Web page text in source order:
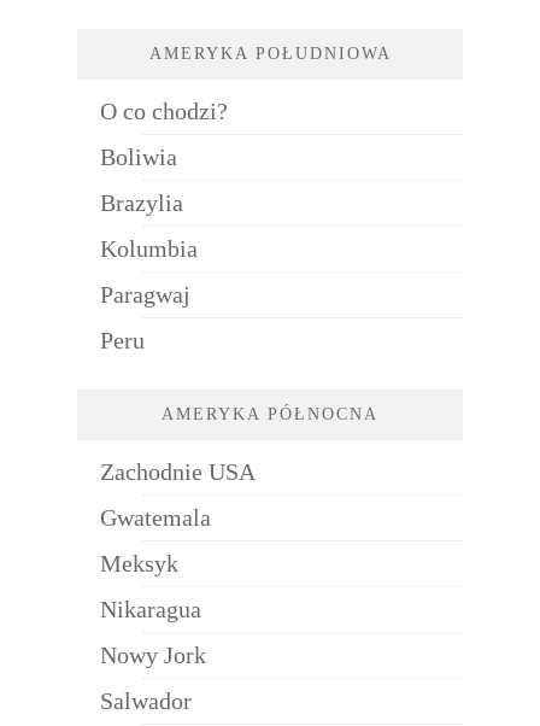
AMERYKA POŁUDNIOWA
O co chodzi?
Boliwia
Brazylia
Kolumbia
Paragwaj
Peru
AMERYKA PÓŁNOCNA
Zachodnie USA
Gwatemala
Meksyk
Nikaragua
Nowy Jork
Salwador